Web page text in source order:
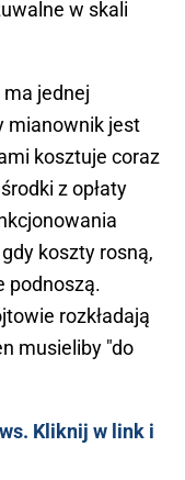
w skali
jednej
mianownik jest
kosztuje coraz
z opłaty
koszty rosną,
podnoszą.
rozkładają
musieliby "do
Kliknij w link i